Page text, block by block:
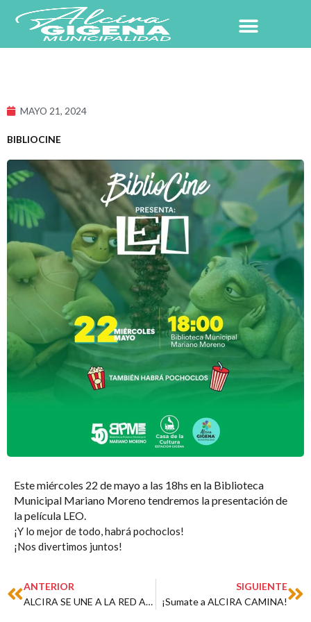
contenido
MAYO 21, 2024
BIBLIOCINE
Este miércoles 22 de mayo a las 18hs en la Biblioteca
Municipal Mariano Moreno tendremos la presentación de
la película LEO.
¡Y lo mejor de todo, habrá pochoclos!
¡Nos divertimos juntos!
Prev
ANTERIOR
ALCIRA SE UNE A LA RED ARGENTINA DE MUNICIPIOS FRENTE AL CAMBIO CLIMÁTICO
SIGUIENTE
¡Sumate a ALCIRA CAMINA!